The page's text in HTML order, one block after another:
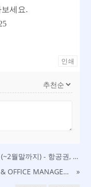
세요.
인쇄
[Matteson, IL] 단기 아르바이트 모집 (~2월말까지) - 항공권, 호텔, 식사 제공 - 공장 셋업 보조 업무
CONSTRUCTION PROJECT MANAGER & OFFICE MANAGER ASSISTANCT 구인 (영주권 sponsor 가능)
»